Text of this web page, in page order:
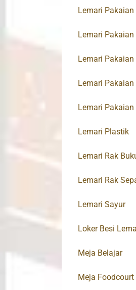
Lemari Pakaian
Lemari Pakaian
Lemari Pakaian
Lemari Pakaian
Lemari
Lemari Plastik
Lemari Rak
Lemari Rak
Lemari Sayur
Loker Besi
Meja Belajar
Meja Foodcourt